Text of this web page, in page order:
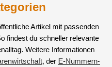
Artikel mit passenden
findest du schneller relevante
Weitere Informationen
, der E-Nummern-